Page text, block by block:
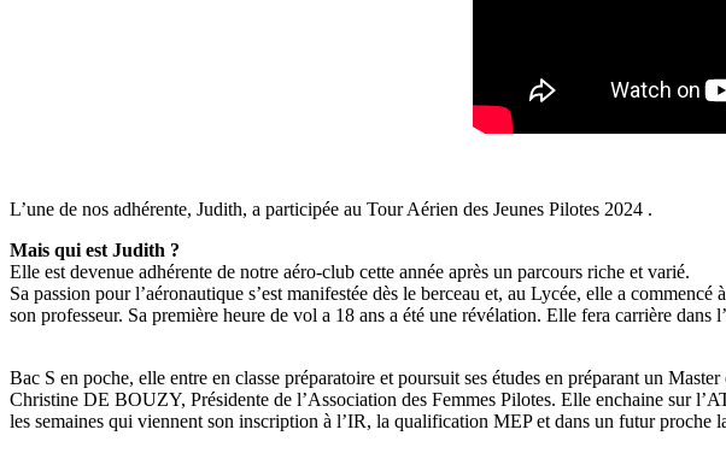
L’une de nos adhérente, Judith, a participée au Tour Aérien des Jeunes Pilotes 2024 .
Mais qui est Judith ?
Elle est devenue adhérente de notre aéro-club cette année après un parcours riche et varié.
Sa passion pour l’aéronautique s’est manifestée dès le berceau et, au Lycée, elle a
son professeur. Sa première heure de vol a 18 ans a été une révélation. Elle fera carrière dans
Bac S en poche, elle entre en classe préparatoire et poursuit ses études en préparant un
Christine DE BOUZY, Présidente de l’Association des Femmes Pilotes. Elle enchaine sur
les semaines qui viennent son inscription à l’IR, la qualification MEP et dans un futur proche